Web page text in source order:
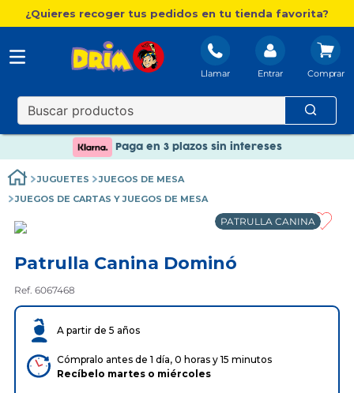
¿Quieres recoger tus pedidos en tu tienda favorita?
Llamar Entrar
Nuevo catálogo Aire Libre
Envío gratis. A partir de 60€(excepto Baleares)
Paga en 3 plazos sin intereses
Paga en 3 plazos sin intereses
JUGUETES
JUEGOS DE MESA
JUEGOS DE CARTAS Y JUEGOS DE MESA
PATRULLA CANINA
Patrulla Canina Dominó
Ref. 6067468
A partir de 5 años
Cómpralo antes de 1 día, 0 horas y 15 minutos
Recíbelo martes o miércoles